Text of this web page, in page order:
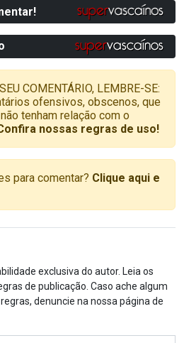
COMENTÁRIO, LEMBRE-SE:
ofensivos, obscenos, que
tenham relação com o
nossas regras de uso!
para comentar? Clique aqui e
exclusiva do autor. Leia os
de publicação. Caso ache algum
denuncie na nossa página de